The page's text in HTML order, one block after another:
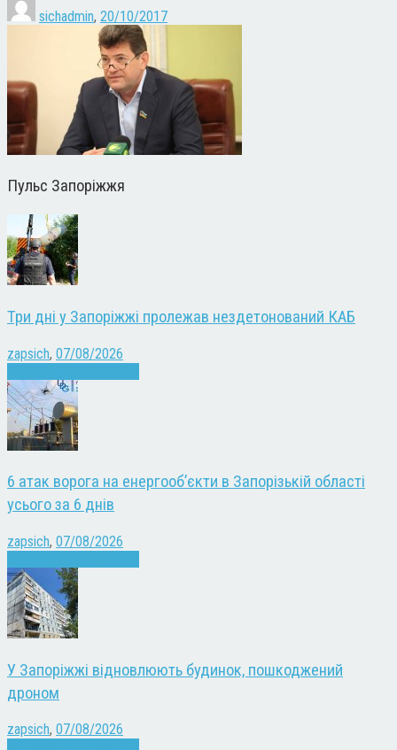
sichadmin, 20/10/2017
Пульс Запоріжжя
Три дні у Запоріжжі пролежав нездетонований КАБ
zapsich, 07/08/2026
6 атак ворога на енергооб’єкти в Запорізькій області
усього за 6 днів
zapsich, 07/08/2026
У Запоріжжі відновлюють будинок, пошкоджений
дроном
zapsich, 07/08/2026